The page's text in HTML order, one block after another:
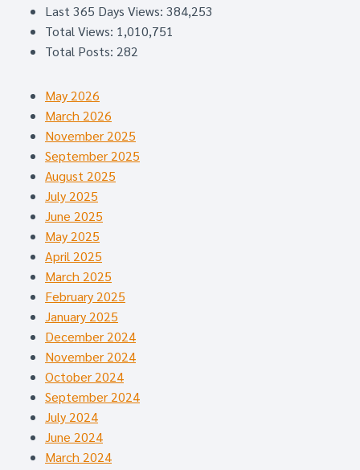
Last 365 Days Views: 384,253
Total Views: 1,010,751
Total Posts: 282
May 2026
March 2026
November 2025
September 2025
August 2025
July 2025
June 2025
May 2025
April 2025
March 2025
February 2025
January 2025
December 2024
November 2024
October 2024
September 2024
July 2024
June 2024
March 2024